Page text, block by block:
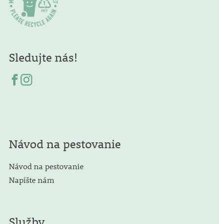
Sledujte nás!
Návod na pestovanie
Návod na pestovanie
Napíšte nám